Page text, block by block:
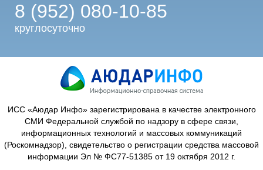
8 (952) 080-10-85
круглосуточно
ИСС «Аюдар Инфо» зарегистрирована в качестве электронного
СМИ Федеральной службой по надзору в сфере связи,
информационных технологий и массовых коммуникаций
(Роскомнадзор), свидетельство о регистрации средства массовой
информации Эл № ФС77-51385 от 19 октября 2012 г.